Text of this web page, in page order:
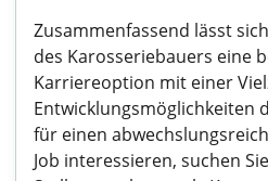
Zusammenfassend lässt
des Karosseriebauers eine
Karriereoption mit einer
Entwicklungsmöglichkeiten
für einen
Job interessieren, suchen